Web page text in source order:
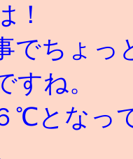
！
でちょっ
すね。
℃となっ